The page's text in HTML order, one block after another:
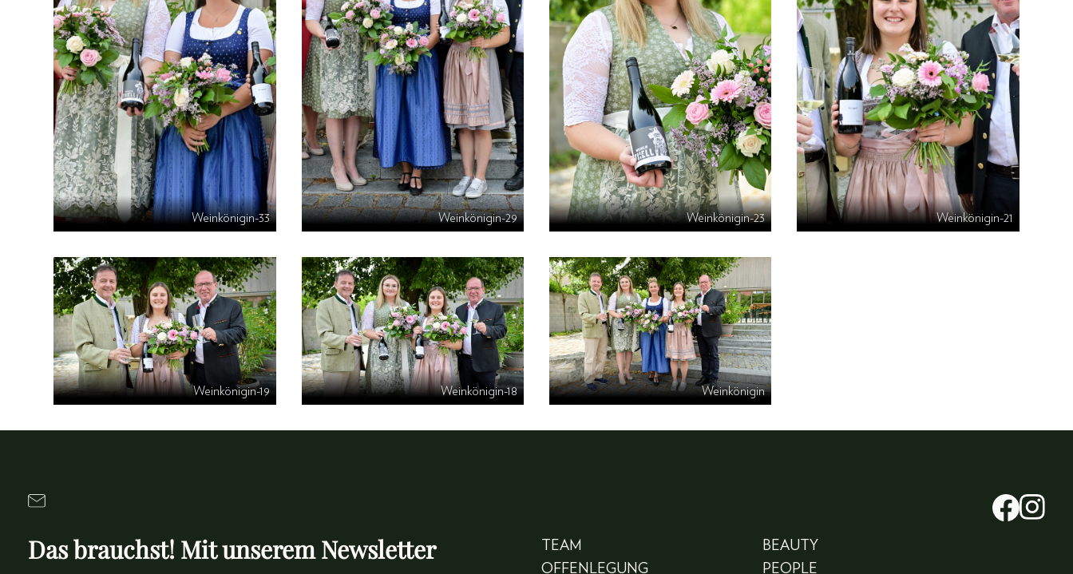
Weinkönigin-33 Weinkönigin-29 Weinkönigin-23 Weinkönigin-21
Weinkönigin-19 Weinkönigin-18 Weinkönigin
Das brauchst! Mit unserem Newsletter
TEAM
OFFENLEGUNG
BEAUTY
PEOPLE